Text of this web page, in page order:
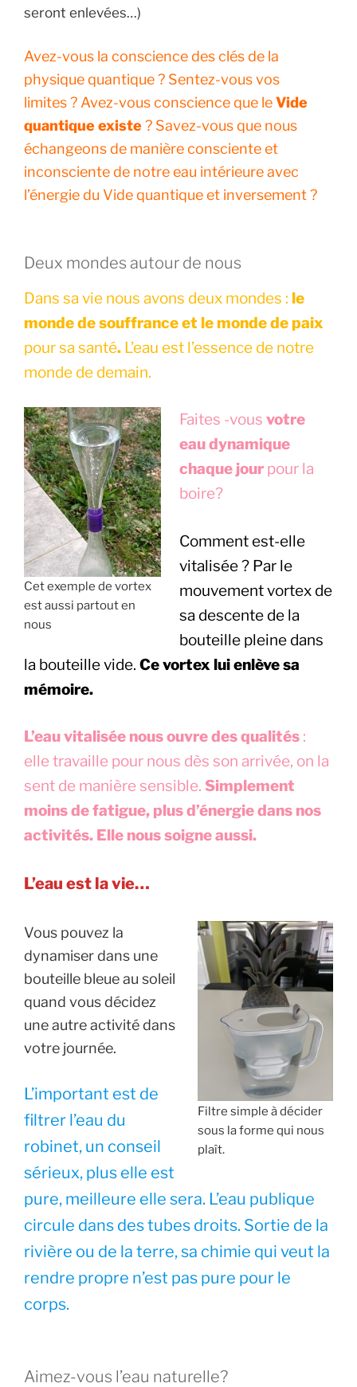
seront enlevées…)
Avez-vous la conscience des clés de la
physique quantique ? Sentez-vous vos
limites ? Avez-vous conscience que leVide
quantique existe? Savez-vous que nous
échangeons de manière consciente et
inconsciente de notre eau intérieure avec
l’énergie du Vide quantique et inversement ?
Deux mondes autour de nous
Dans sa vie nous avons deux mondes : le
monde de souffrance et le monde de paix
pour sa santé. L’eau est l’essence de notre
monde de demain.
Cet exemple de vortex
est aussi partout en
nous
Faites -vous votre
eau dynamique
chaque jour pour la
boire?
Comment est-elle
vitalisée ? Par le
mouvement vortex de
sa descente de la
bouteille pleine dans
la bouteille vide. Ce vortex lui enlève sa
mémoire.
L’eau vitalisée nous ouvre des qualités :
elle travaille pour nous dès son arrivée, on la
sent de manière sensible. Simplement
moins de fatigue, plus d’énergie dans nos
activités. Elle nous soigne aussi.
L’eau est la vie…
Filtre simple à décider
sous la forme qui nous
plaît.
Vous pouvez la
dynamiser dans une
bouteille bleue au soleil
quand vous décidez
une autre activité dans
votre journée.
L’important est de
filtrer l’eau du
robinet, un conseil
sérieux, plus elle est
pure, meilleure elle sera. L’eau publique
circule dans des tubes droits. Sortie de la
rivière ou de la terre, sa chimie qui veut la
rendre propre n’est pas pure pour le
corps.
Aimez-vous l’eau naturelle?